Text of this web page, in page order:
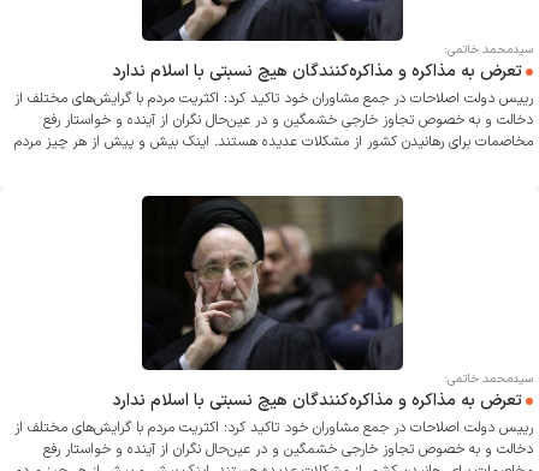
سیدمحمد خاتمی:
تعرض به مذاکره و مذاکره‌کنندگان هیچ نسبتی با اسلام ندارد
رییس دولت اصلاحات در جمع مشاوران خود تاکید کرد: اکثریت مردم با گرایش‌های مختلف از
دخالت و به خصوص تجاوز خارجی خشمگین و در عین‌حال نگران از آینده و خواستار رفع
مخاصمات برای رهانیدن کشور از مشکلات عدیده هستند. اینک بیش و پیش از هر چیز مردم
سیدمحمد خاتمی:
تعرض به مذاکره و مذاکره‌کنندگان هیچ نسبتی با اسلام ندارد
رییس دولت اصلاحات در جمع مشاوران خود تاکید کرد: اکثریت مردم با گرایش‌های مختلف از
دخالت و به خصوص تجاوز خارجی خشمگین و در عین‌حال نگران از آینده و خواستار رفع